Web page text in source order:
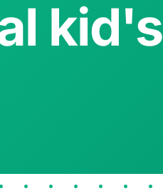
kid's